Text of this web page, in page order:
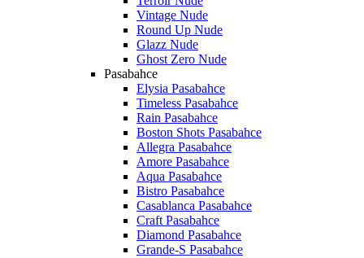
Vintage Nude
Round Up Nude
Glazz Nude
Ghost Zero Nude
Pasabahce
Elysia Pasabahce
Timeless Pasabahce
Rain Pasabahce
Boston Shots Pasabahce
Allegra Pasabahce
Amore Pasabahce
Aqua Pasabahce
Bistro Pasabahce
Casablanca Pasabahce
Craft Pasabahce
Diamond Pasabahce
Grande-S Pasabahce